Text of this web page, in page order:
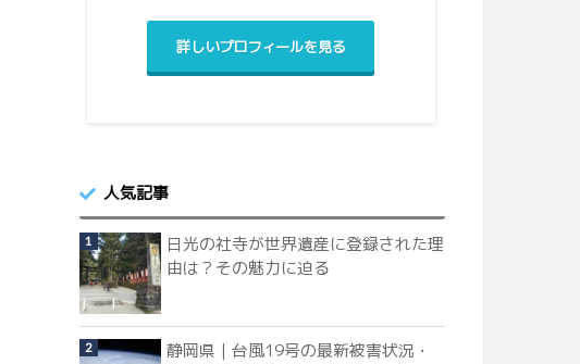
詳しいプロフィールを見る
人気記事
日光の社寺が世界遺産に登録された理
由は？その魅力に迫る
静岡県｜台風19号の最新被害状況・